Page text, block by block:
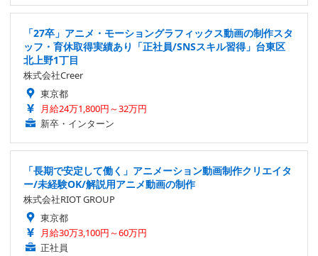
「27卒」アニメ・モーショングラフィックス動画の制作スタ
ッフ・育休取得実績あり「正社員/SNSスキル習得」台東区
北上野1丁目
株式会社Creer
東京都
月給24万1,800円～32万円
新卒・インターン
「長期で安定して働く」アニメーション動画制作クリエイタ
ー/未経験OK/解説用アニメ動画の制作
株式会社RIOT GROUP
東京都
月給30万3,100円～60万円
正社員